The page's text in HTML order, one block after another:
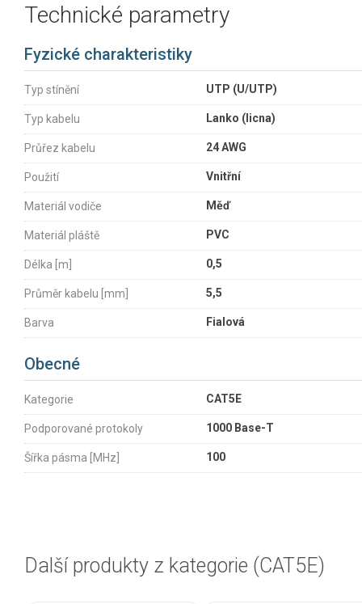
Technické parametry
Fyzické charakteristiky
Typ stínění UTP (U/UTP)
Typ kabelu Lanko (licna)
Průřez kabelu 24 AWG
Použití Vnitřní
Materiál vodiče Měď
Materiál pláště PVC
Délka [m] 0,5
Průměr kabelu [mm] 5,5
Barva Fialová
Obecné
Kategorie CAT5E
Podporované protokoly 1000 Base-T
Šířka pásma [MHz] 100
Další produkty z kategorie (CAT5E)